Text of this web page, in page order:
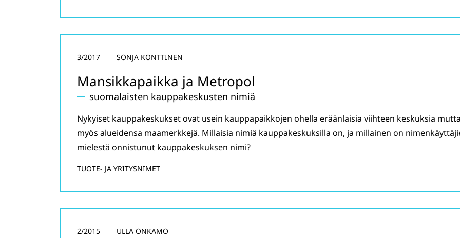
Mansikkapaikka ja Metropol
suomalaisten kauppakeskusten nimiä
3/2017 SONJA KONTTINEN
Nykyiset kauppakeskukset ovat usein kauppapaikkojen ohella eräänlaisia viihteen keskuksia
myös alueidensa maamerkkejä. Millaisia nimiä kauppakeskuksilla on, ja millainen on
mielestä onnistunut kauppakeskuksen nimi?
TUOTE- JA YRITYSNIMET
2/2015 ULLA ONKAMO